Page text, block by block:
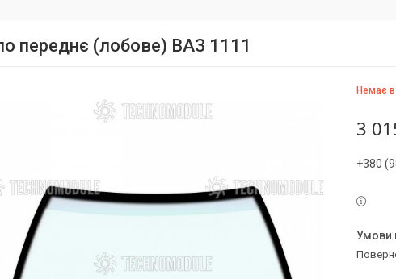
переднє (лобове) ВАЗ 1111
Немає в
3
+380